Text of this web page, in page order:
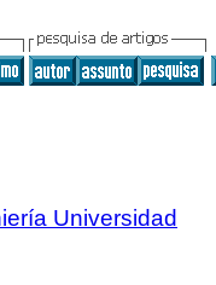
Universidad